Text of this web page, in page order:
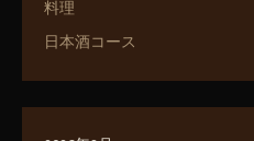
料理
日本酒コース